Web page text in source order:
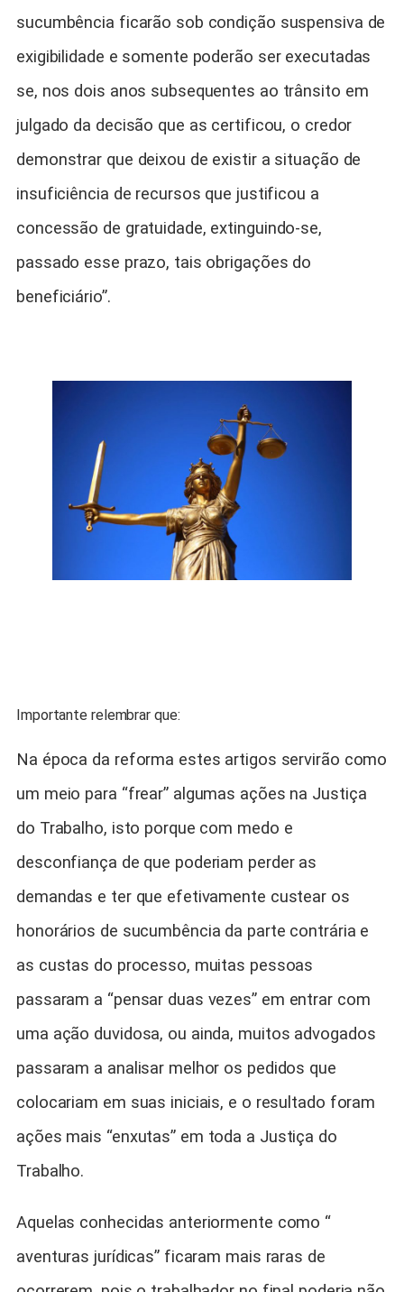
sucumbência ficarão sob condição suspensiva de
exigibilidade e somente poderão ser executadas
se, nos dois anos subsequentes ao trânsito em
julgado da decisão que as certificou, o credor
demonstrar que deixou de existir a situação de
insuficiência de recursos que justificou a
concessão de gratuidade, extinguindo-se,
passado esse prazo, tais obrigações do
beneficiário”.
Importante relembrar que:
Na época da reforma estes artigos servirão como
um meio para “frear” algumas ações na Justiça
do Trabalho, isto porque com medo e
desconfiança de que poderiam perder as
demandas e ter que efetivamente custear os
honorários de sucumbência da parte contrária e
as custas do processo, muitas pessoas
passaram a “pensar duas vezes” em entrar com
uma ação duvidosa, ou ainda, muitos advogados
passaram a analisar melhor os pedidos que
colocariam em suas iniciais, e o resultado foram
ações mais “enxutas” em toda a Justiça do
Trabalho.
Aquelas conhecidas anteriormente como “
aventuras jurídicas” ficaram mais raras de